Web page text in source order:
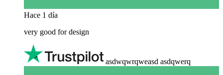
Hace 1 día
very good for design
asdwqwrqweasd asdqwerq